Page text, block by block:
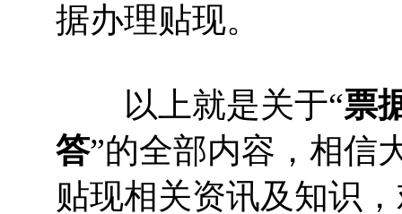
据办理贴现。
以上就是关于“票
答”的全部内容，相信
贴现相关资讯及知识